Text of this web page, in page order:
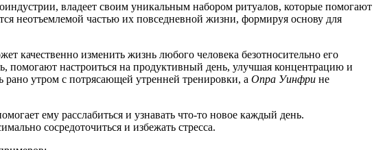
владеет своим уникальным набором ритуалов, которые помогают
неотъемлемой частью их повседневной жизни, формируя основу для
качественно изменить жизнь любого человека безотносительно его
помогают настроиться на продуктивный день, улучшая концентрацию и
рано утром с потрясающей утренней тренировки, а Опра Уинфри не
ему расслабиться и узнавать что-то новое каждый день.
сосредоточиться и избежать стресса.